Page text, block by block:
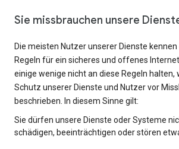
Sie missbrauchen unsere
Die meisten Nutzer unserer Dienste
Regeln für ein sicheres und offenes
einige wenige nicht an diese Regeln halten,
Schutz unserer Dienste und Nutzer vor
beschrieben. In diesem Sinne gilt:
Sie dürfen unsere Dienste oder Systeme
schädigen, beeinträchtigen oder stören